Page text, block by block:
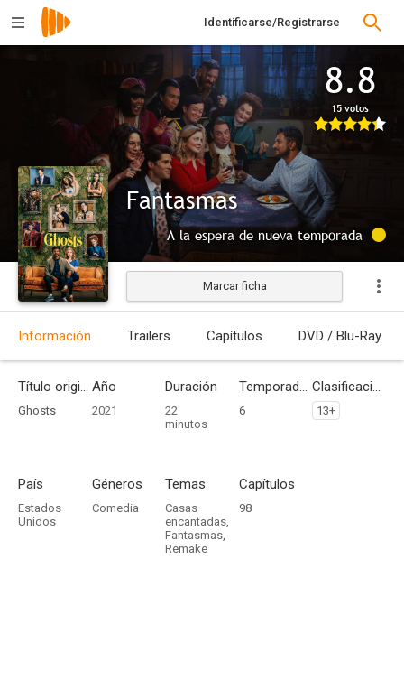
Identificarse/Registrarse
8.8
15 votos
Fantasmas
A la espera de nueva temporada
Marcar ficha
Información Trailers Capítulos DVD / Blu-Ray
Título original
Ghosts
Año
2021
Duración
22
minutos
Temporadas
6
Clasificación por edades
13+
País
Estados
Unidos
Géneros
Comedia
Temas
Casas
encantadas,
Fantasmas,
Remake
Capítulos
98